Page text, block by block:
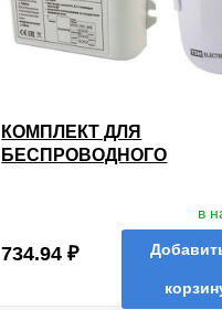
КОМПЛЕКТ ДЛЯ
БЕСПРОВОДНОГО
КАНАЛА) "УЮТНЫЙ
3Х1000ВТ TDM
734.94 ₽
в